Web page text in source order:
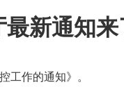
新通知来
作的通知》。